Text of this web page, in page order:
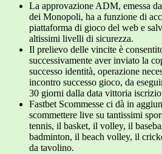
La approvazione ADM, emessa
dei Monopoli, ha a funzione di
piattaforma di gioco del web e
altissimi livelli di sicurezza.
Il prelievo delle vincite è
successivamente aver inviato la
successo identità, operazione
incontro successo gioco, da
30 giorni dalla data vittoria
Fastbet Scommesse ci dà in
scommettere live su tantissimi
tennis, il basket, il volley, il
badminton, il beach volley, il
da tavolino.